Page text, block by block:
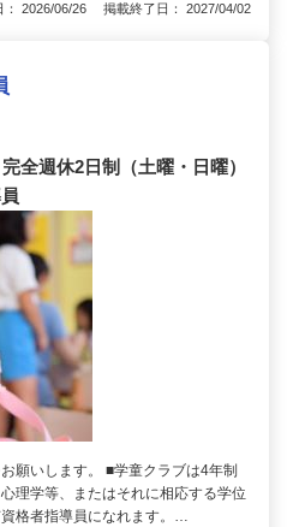
： 2026/06/26 掲載終了日： 2027/04/02
週休2日制（土曜・日曜）
願いします。 ■学童クラブは4年制
理学等、またはそれに相応する学位
資格者指導員になれます。…